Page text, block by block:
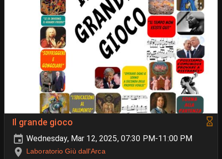
Il grande gioco
Wednesday, Mar 12, 2025, 07:30 PM-11:00 PM
Laboratorio Giù dall'Arca